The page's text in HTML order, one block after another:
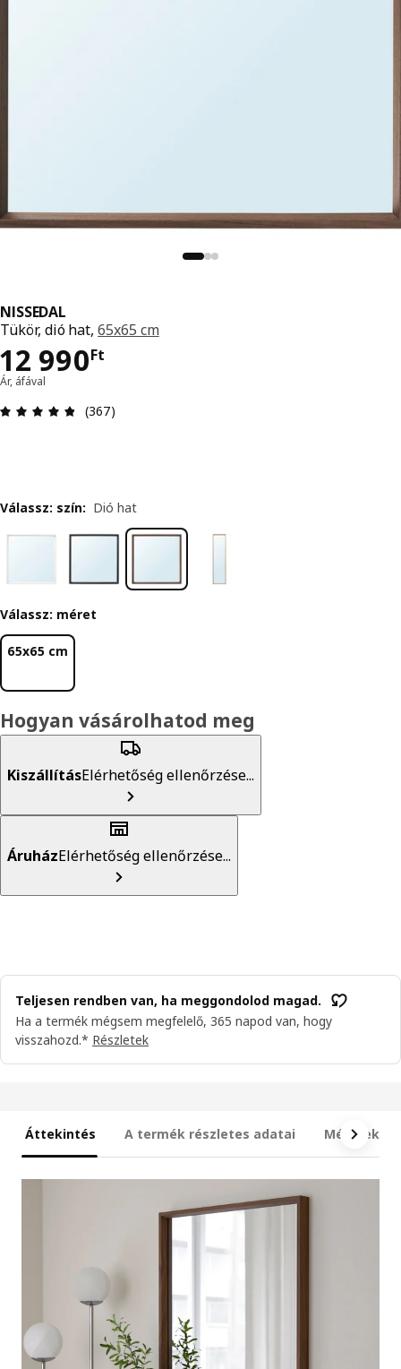
NISSEDAL
Tükör, dió hat,65x65 cm
12 990Ft
Ár 12990Ft
Ár, áfával
Értékelés: 4.8 / 5 csillagok. Összes vélemény:
(367)
Válassz: szín: Dió hat
Válassz: méret
65x65 cm
Hogyan vásárolhatod meg
KiszállításElérhetőség ellenőrzése...
ÁruházElérhetőség ellenőrzése...
Teljesen rendben van, ha meggondolod magad.
Ha a termék mégsem megfelelő, 365 napod van, hogy
visszahozd.* Részletek
Áttekintés A termék részletes adatai Méretek